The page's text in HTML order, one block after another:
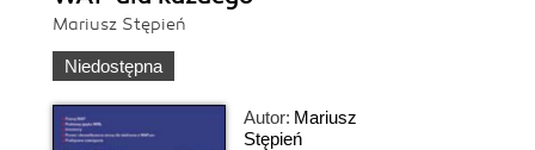
Mariusz Stępień
Niedostępna
Autor: Mariusz
Stępień